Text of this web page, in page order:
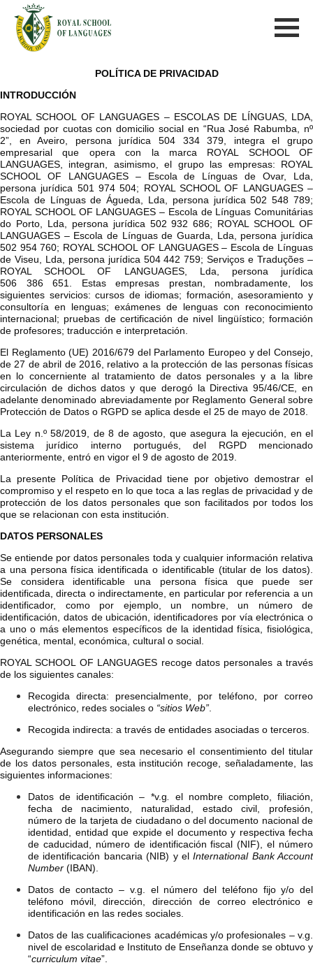
POLÍTICA DE PRIVACIDAD
INTRODUCCIÓN
ROYAL SCHOOL OF LANGUAGES – ESCOLAS DE LÍNGUAS, LDA,
sociedad por cuotas con domicilio social en “Rua José Rabumba, nº
2”, en Aveiro, persona jurídica 504 334 379, integra el grupo
empresarial que opera con la marca ROYAL SCHOOL OF
LANGUAGES, integran, asimismo, el grupo las empresas: ROYAL
SCHOOL OF LANGUAGES – Escola de Línguas de Ovar, Lda,
persona jurídica 501 974 504; ROYAL SCHOOL OF LANGUAGES –
Escola de Línguas de Águeda, Lda, persona jurídica 502 548 789;
ROYAL SCHOOL OF LANGUAGES – Escola de Línguas Comunitárias
do Porto, Lda, persona jurídica 502 932 686; ROYAL SCHOOL OF
LANGUAGES – Escola de Línguas de Guarda, Lda, persona jurídica
502 954 760; ROYAL SCHOOL OF LANGUAGES – Escola de Línguas
de Viseu, Lda, persona jurídica 504 442 759; Serviços e Traduções –
ROYAL SCHOOL OF LANGUAGES, Lda, persona jurídica
506 386 651. Estas empresas prestan, nombradamente, los
siguientes servicios: cursos de idiomas; formación, asesoramiento y
consultoría en lenguas; exámenes de lenguas con reconocimiento
internacional; pruebas de certificación de nivel lingüístico; formación
de profesores; traducción e interpretación.
El Reglamento (UE) 2016/679 del Parlamento Europeo y del Consejo,
de 27 de abril de 2016, relativo a la protección de las personas físicas
en lo concerniente al tratamiento de datos personales y a la libre
circulación de dichos datos y que derogó la Directiva 95/46/CE, en
adelante denominado abreviadamente por Reglamento General sobre
Protección de Datos o RGPD se aplica desde el 25 de mayo de 2018.
La Ley n.º 58/2019, de 8 de agosto, que asegura la ejecución, en el
sistema jurídico interno portugués, del RGPD mencionado
anteriormente, entró en vigor el 9 de agosto de 2019.
La presente Política de Privacidad tiene por objetivo demostrar el
compromiso y el respeto en lo que toca a las reglas de privacidad y de
protección de los datos personales que son facilitados por todos los
que se relacionan con esta institución.
DATOS PERSONALES
Se entiende por datos personales toda y cualquier información relativa
a una persona física identificada o identificable (titular de los datos).
Se considera identificable una persona física que puede ser
identificada, directa o indirectamente, en particular por referencia a un
identificador, como por ejemplo, un nombre, un número de
identificación, datos de ubicación, identificadores por vía electrónica o
a uno o más elementos específicos de la identidad física, fisiológica,
genética, mental, económica, cultural o social.
ROYAL SCHOOL OF LANGUAGES recoge datos personales a través
de los siguientes canales:
Recogida directa: presencialmente, por teléfono, por correo
electrónico, redes sociales o “sitios Web”
Recogida indirecta: a través de entidades asociadas o terceros.
Asegurando siempre que sea necesario el consentimiento del titular
de los datos personales, esta institución recoge, señaladamente, las
siguientes informaciones:
Datos de identificación – *v.g
el nombre completo, filiación,
fecha de nacimiento, naturalidad, estado civil, profesión,
número de la tarjeta de ciudadano o del documento nacional de
identidad, entidad que expide el documento y respectiva fecha
de caducidad, número de identificación fiscal (NIF), el número
de identificación bancaria (NIB) y elInternational Bank Account
Number (IBAN).
Datos de contacto – v.g. el número del teléfono fijo y/o del
teléfono móvil, dirección, dirección de correo electrónico e
identificación en las redes sociales.
Datos de las cualificaciones académicas y/o profesionales – v.g.
nivel de escolaridad e Instituto de Enseñanza donde se obtuvo y
“curriculum vitae”.